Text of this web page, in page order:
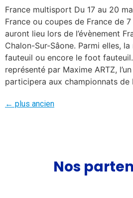
France multisport Du 17 au 20
France ou coupes de France de
auront lieu lors de l’évènement
Chalon-Sur-Sâone. Parmi elles,
fauteuil ou encore le foot fauteuil.
représenté par Maxime ARTZ,
participera aux championnats de
← plus ancien
Nos